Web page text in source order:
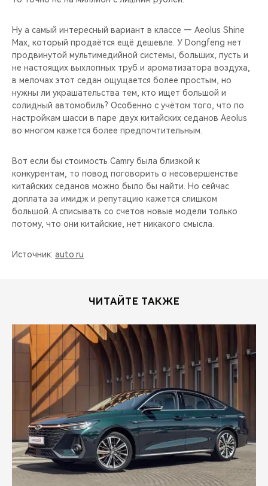
Ну а самый интересный вариант в классе — Aeolus Shine
Max, который продаётся ещё дешевле. У Dongfeng нет
продвинутой мультимедийной системы, больших, пусть и
не настоящих выхлопных труб и ароматизатора воздуха,
в мелочах этот седан ощущается более простым, но
нужны ли украшательства тем, кто ищет большой и
солидный автомобиль? Особенно с учётом того, что по
настройкам шасси в паре двух китайских седанов Aeolus
во многом кажется более предпочтительным.
Вот если бы стоимость Camry была близкой к
конкурентам, то повод поговорить о несовершенстве
китайских седанов можно было бы найти. Но сейчас
доплата за имидж и репутацию кажется слишком
большой. А списывать со счетов новые модели только
потому, что они китайские, нет никакого смысла.
Источник: auto.ru
ЧИТАЙТЕ ТАКЖЕ